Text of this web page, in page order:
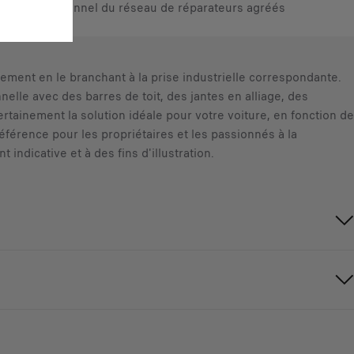
un professionnel du réseau de réparateurs agréés
en le branchant à la prise industrielle correspondante.
avec des barres de toit, des jantes en alliage, des
la solution idéale pour votre voiture, en fonction de
pour les propriétaires et les passionnés à la
indicative et à des fins d'illustration.